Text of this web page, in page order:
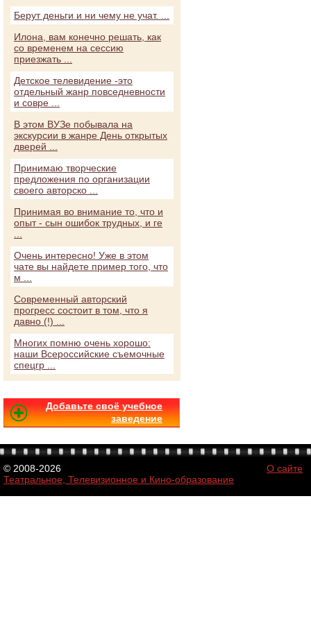
Берут деньги и ни чему не учат. ...
Илона, вам конечно решать, как
со временем на сессию
приезжать ...
Детское телевидение -это
отдельный жанр повседневности
и совре ...
В этом ВУЗе побывала на
экскурсии в жанре День открытых
дверей ...
Принимаю творческие
предложения по организации
своего авторско ...
Принимая во внимание то, что и
опыт - сын ошибок трудных, и ге
Очень интересно! Уже в этом
чате вы найдете пример того, что
м ...
Современный авторский
прогресс состоит в том, что я
давно (!) ...
Многих помню очень хорошо:
наши Всероссийские съемочные
спецгр ...
Добавьте своё учебное
заведение
© 2008-2026
Театральное, Телевизионное и Кино-образование
О сайте